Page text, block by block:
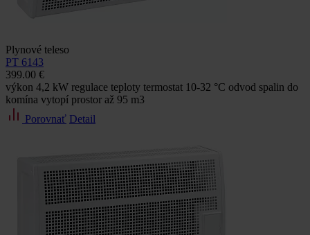
Plynové teleso
PT 6143
399.00 €
výkon 4,2 kW regulace teploty termostat 10-32 °C odvod spalin do
komína vytopí prostor až 95 m3
Porovnať Detail